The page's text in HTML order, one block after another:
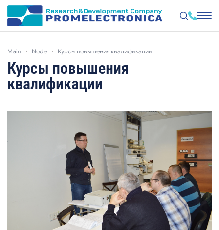
main
main node курсы повышения квалификации
Курсы повышения
квалификации